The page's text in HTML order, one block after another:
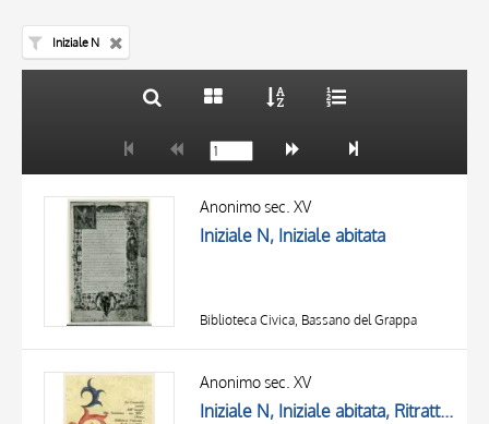
Iniziale N
AUTORE
LOCALIZZAZIONE
Anonimo sec. XV
Iniziale N, Iniziale abitata
Biblioteca Civica, Bassano del Grappa
Anonimo sec. XV
Iniziale N, Iniziale abitata, Ritratto di Dante Alighieri, Motivi decorativi fitomorfi